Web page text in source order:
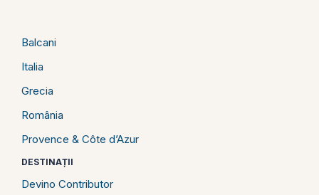
Balcani
Italia
Grecia
România
Provence & Côte d’Azur
DESTINAȚII
Devino Contributor